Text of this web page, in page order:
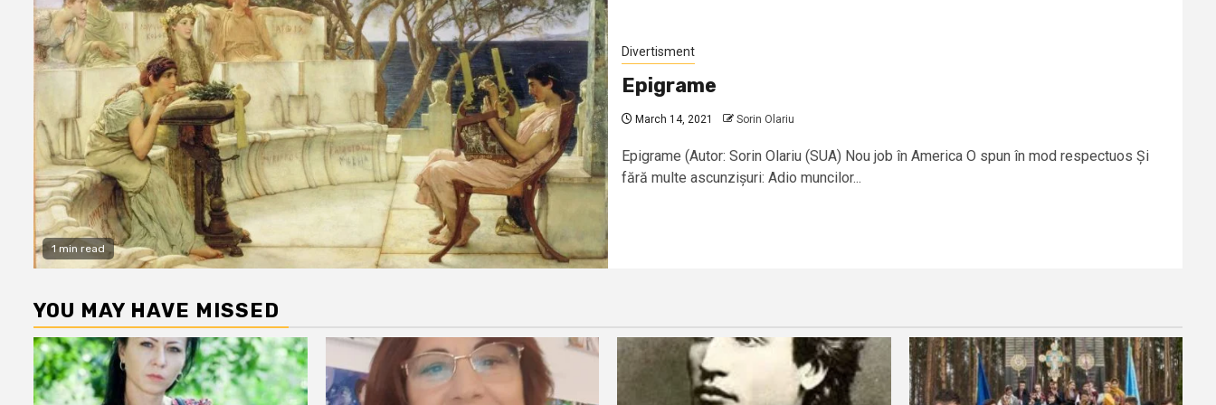
1 min read
Divertisment
Epigrame
March 14, 2021 Sorin Olariu
Epigrame (Autor: Sorin Olariu (SUA) Nou job în America O spun în mod respectuos Și
fără multe ascunzișuri: Adio muncilor...
YOU MAY HAVE MISSED